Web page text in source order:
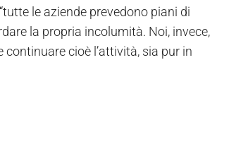
le aziende prevedono piani di
la propria incolumità. Noi, invece,
cioè l’attività, sia pur in